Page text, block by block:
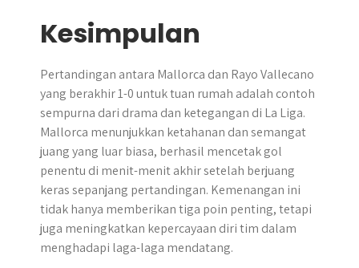
Kesimpulan
Pertandingan antara Mallorca dan Rayo Vallecano
yang berakhir 1-0 untuk tuan rumah adalah contoh
sempurna dari drama dan ketegangan di La Liga.
Mallorca menunjukkan ketahanan dan semangat
juang yang luar biasa, berhasil mencetak gol
penentu di menit-menit akhir setelah berjuang
keras sepanjang pertandingan. Kemenangan ini
tidak hanya memberikan tiga poin penting, tetapi
juga meningkatkan kepercayaan diri tim dalam
menghadapi laga-laga mendatang.